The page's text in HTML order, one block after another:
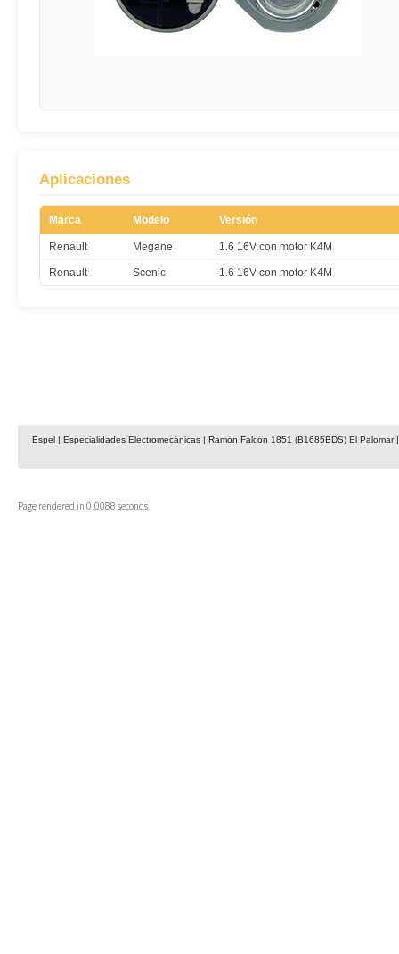
Aplicaciones
Marca Modelo Versión
Renault Megane 1.6 16V con motor K4M
Renault Scenic 1.6 16V con motor K4M
Espel | Especialidades Electromecánicas | Ramón Falcón 1851 (B1685BDS) El
Page rendered in 0.0088 seconds